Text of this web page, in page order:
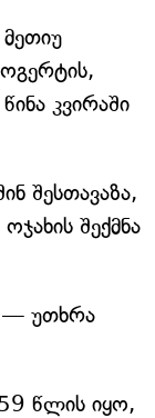
კვირაში
შესთავაზა,
შექმნა
— უთხრა
წლის იყო,